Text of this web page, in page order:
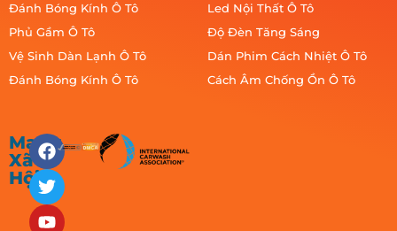
Đánh Bóng Kính Ô Tô
Phủ Gầm Ô Tô
Vệ Sinh Dàn Lạnh Ô Tô
Đánh Bóng Kính Ô Tô
Led Nội Thất Ô Tô
Độ Đèn Tăng Sáng
Dán Phim Cách Nhiệt Ô Tô
Cách Âm Chống Ồn Ô Tô
Mạng
Xã
Hội